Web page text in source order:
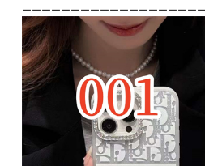
ーーーーーーーーーーーーーーーーーー